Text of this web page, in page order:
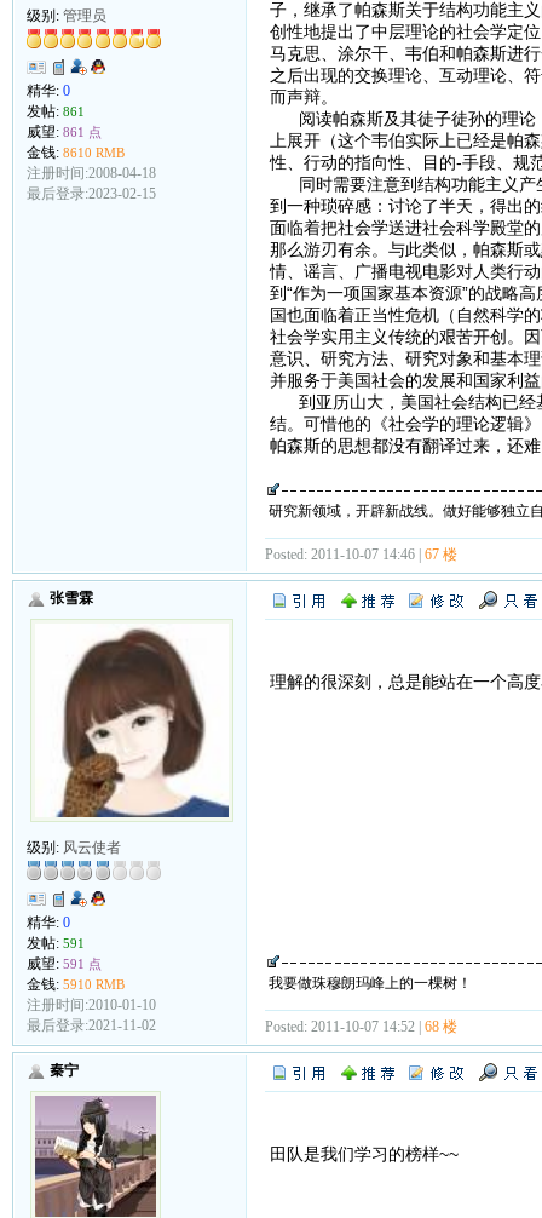
级别: 管理员
精华: 0
发帖: 861
威望: 861 点
金钱: 8610 RMB
注册时间:2008-04-18
最后登录:2023-02-15
子，继承了帕森斯关于结构功能主
创性地提出了中层理论的社会学定
马克思、涂尔干、韦伯和帕森斯进
之后出现的交换理论、互动理论、
而声辩。
阅读帕森斯及其徒子徒孙的理论
上展开（这个韦伯实际上已经是帕
性、行动的指向性、目的-手段、规
同时需要注意到结构功能主义产
到一种琐碎感：讨论了半天，得出
面临着把社会学送进社会科学殿堂
那么游刃有余。与此类似，帕森斯
情、谣言、广播电视电影对人类行
到“作为一项国家基本资源”的战略
国也面临着正当性危机（自然科学
社会学实用主义传统的艰苦开创。
意识、研究方法、研究对象和基本
并服务于美国社会的发展和国家利
到亚历山大，美国社会结构已经
结。可惜他的《社会学的理论逻辑
帕森斯的思想都没有翻译过来，还
研究新领域，开辟新战线。做好能够独立
Posted: 2011-10-07 14:46 | 67 楼
张雪霖
级别: 风云使者
精华: 0
发帖: 591
威望: 591 点
金钱: 5910 RMB
注册时间:2010-01-10
最后登录:2021-11-02
理解的很深刻，总是能站在一个高
我要做珠穆朗玛峰上的一棵树！
Posted: 2011-10-07 14:52 | 68 楼
秦宁
田队是我们学习的榜样~~